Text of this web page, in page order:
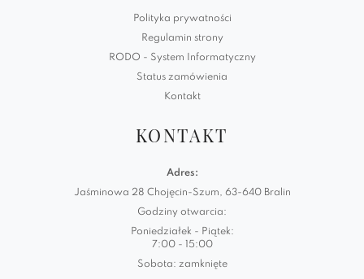
Polityka prywatności
Regulamin strony
RODO - System Informatyczny
Status zamówienia
Kontakt
KONTAKT
Adres:
Jaśminowa 28 Chojęcin-Szum, 63-640 Bralin
Godziny otwarcia:
Poniedziałek - Piątek:
7:00 - 15:00
Sobota: zamknięte